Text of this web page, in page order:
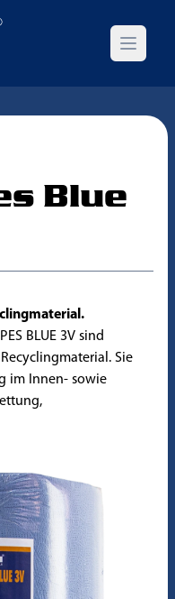
Open
Blue
BLUE 3V sind
Sie
im Innen- sowie